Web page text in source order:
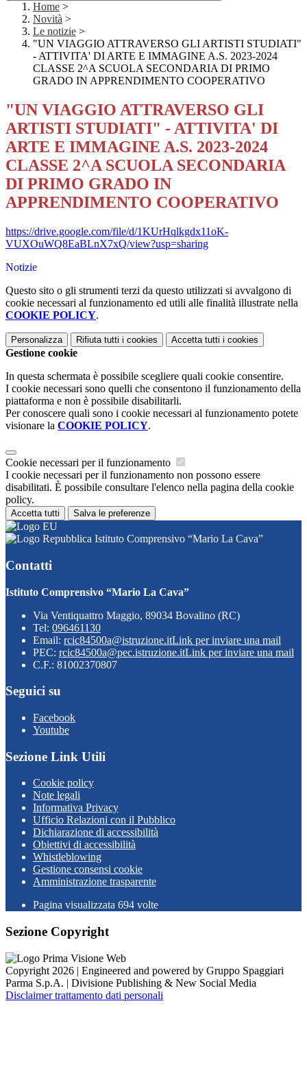
Home >
Novità >
Le notizie >
"UN VIAGGIO ATTRAVERSO GLI ARTISTI STUDIATI"
- ATTIVITA' DI ARTE E IMMAGINE A.S. 2023-2024
CLASSE 2^A SCUOLA SECONDARIA DI PRIMO
GRADO IN APPRENDIMENTO COOPERATIVO
"UN VIAGGIO ATTRAVERSO GLI
ARTISTI STUDIATI" - ATTIVITA' DI
ARTE E IMMAGINE A.S. 2023-2024
CLASSE 2^A SCUOLA SECONDARIA
DI PRIMO GRADO IN
APPRENDIMENTO COOPERATIVO
https://drive.google.com/file/d/1KUrHqlkgdx11oK-
VUXOuWQ8EaBLnX7xQ/view?usp=sharing
Notizie
Questo sito o gli strumenti terzi da questo utilizzati si avvalgono di
cookie necessari al funzionamento ed utili alle finalità illustrate nella
COOKIE POLICY.
Personalizza Rifiuta tutti i cookies Accetta tutti i cookies
Gestione cookie
In questa schermata è possibile scegliere quali cookie consentire.
I cookie necessari sono quelli che consentono il funzionamento della
piattaforma e non è possibile disabilitarli.
Per conoscere quali sono i cookie necessari al funzionamento potete
visionare la COOKIE POLICY.
Cookie necessari per il funzionamento
I cookie necessari per il funzionamento non possono essere
disabilitati. È possibile consultare l'elenco nella pagina della cookie
policy.
Accetta tutti Salva le preferenze
Istituto Comprensivo “Mario La Cava”
Contatti
Istituto Comprensivo “Mario La Cava”
Via Ventiquattro Maggio, 89034 Bovalino (RC)
Tel: 096461130
Email: rcic84500a@istruzione.itLink per inviare una mail
PEC: rcic84500a@pec.istruzione.itLink per inviare una mail
C.F.: 81002370807
Seguici su
Facebook
Youtube
Sezione Link Utili
Cookie policy
Note legali
Informativa Privacy
Ufficio Relazioni con il Pubblico
Dichiarazione di accessibilità
Obiettivi di accessibilità
Whistleblowing
Gestione consensi cookie
Amministrazione trasparente
Pagina visualizzata 694 volte
Sezione Copyright
Copyright 2026 | Engineered and powered by Gruppo Spaggiari
Parma S.p.A. | Divisione Publishing & New Social Media
Disclaimer trattamento dati personali